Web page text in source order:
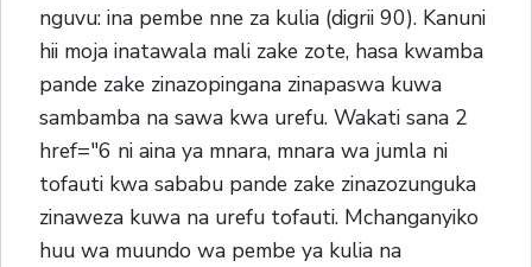
nguvu: ina pembe nne za kulia (digrii 90). Kanuni
hii moja inatawala mali zake zote, hasa kwamba
pande zake zinazopingana zinapaswa kuwa
sambamba na sawa kwa urefu. Wakati sana 2
href="6 ni aina ya mnara, mnara wa jumla ni
tofauti kwa sababu pande zake zinazozunguka
zinaweza kuwa na urefu tofauti. Mchanganyiko
huu wa muundo wa pembe ya kulia na